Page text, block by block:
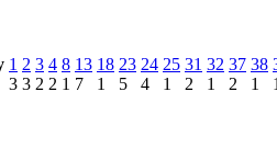
1
3
2
3
3
2
4
2
8
1
13
7
18
1
23
5
24
4
25
1
31
2
32
1
37
2
38
1